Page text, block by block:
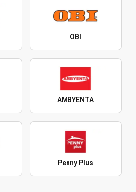
OBI
AMBYENTA
Penny Plus